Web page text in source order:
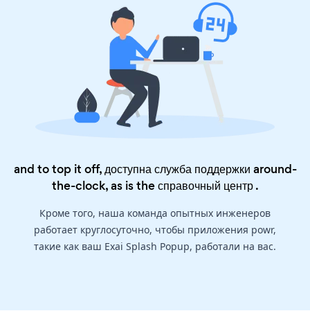
and to top it off, доступна служба поддержки around-
the-clock, as is theсправочный центр.
Кроме того, наша команда опытных инженеров
работает круглосуточно, чтобы приложения powr,
такие как ваш Exai Splash Popup, работали на вас.